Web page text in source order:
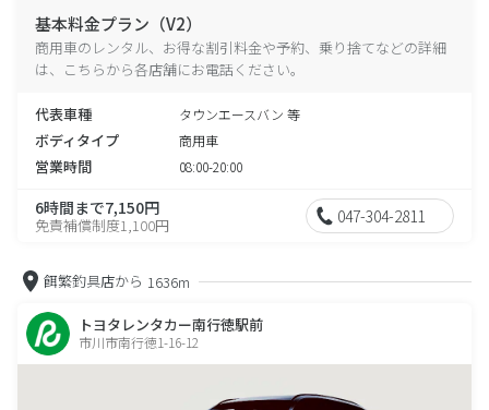
基本料金プラン（V2）
商用車のレンタル、お得な割引料金や予約、乗り捨てなどの詳細
は、こちらから各店舗にお電話ください。
代表車種 タウンエースバン 等
ボディタイプ 商用車
営業時間 08:00-20:00
6時間まで7,150円
免責補償制度1,100円 047-304-2811
餌繁釣具店から 1636m
トヨタレンタカー南行徳駅前
市川市南行徳1-16-12